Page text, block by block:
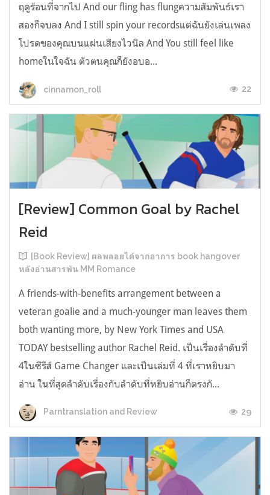
ฤดูร้อนที่จากไป And our fling has flungความสัมพันธ์เรา
สองก็จบลง And I still spin your recordsแต่ฉันยังเล่นเพลง
โปรดของคุณบนแผ่นเสียงไวนิล And You still feel like
homeในใจฉัน ตัวตนคุณก็ยังอบอ...
cinnamon_roll 22
[Review] Common Goal by Rachel
Reid
[Book Review] ผลพลอยได้จากอาการ book hangover
หลังอ่านสารพัน MM Romance
A friends-with-benefits arrangement between a
veteran goalie and a much-younger man leaves them
both wanting more, by New York Times and USA
TODAY bestselling author Rachel Reid. เป็นเรื่องลำดับที่
4ในซีรีส์ Game Changer และเป็นเล่มที่ 4 ที่เราหยิบมา
อ่าน ในที่สุดลำดับเรื่องกับลำดับที่หยิบอ่านก็ตรงกั...
Parntranslation and Review 29